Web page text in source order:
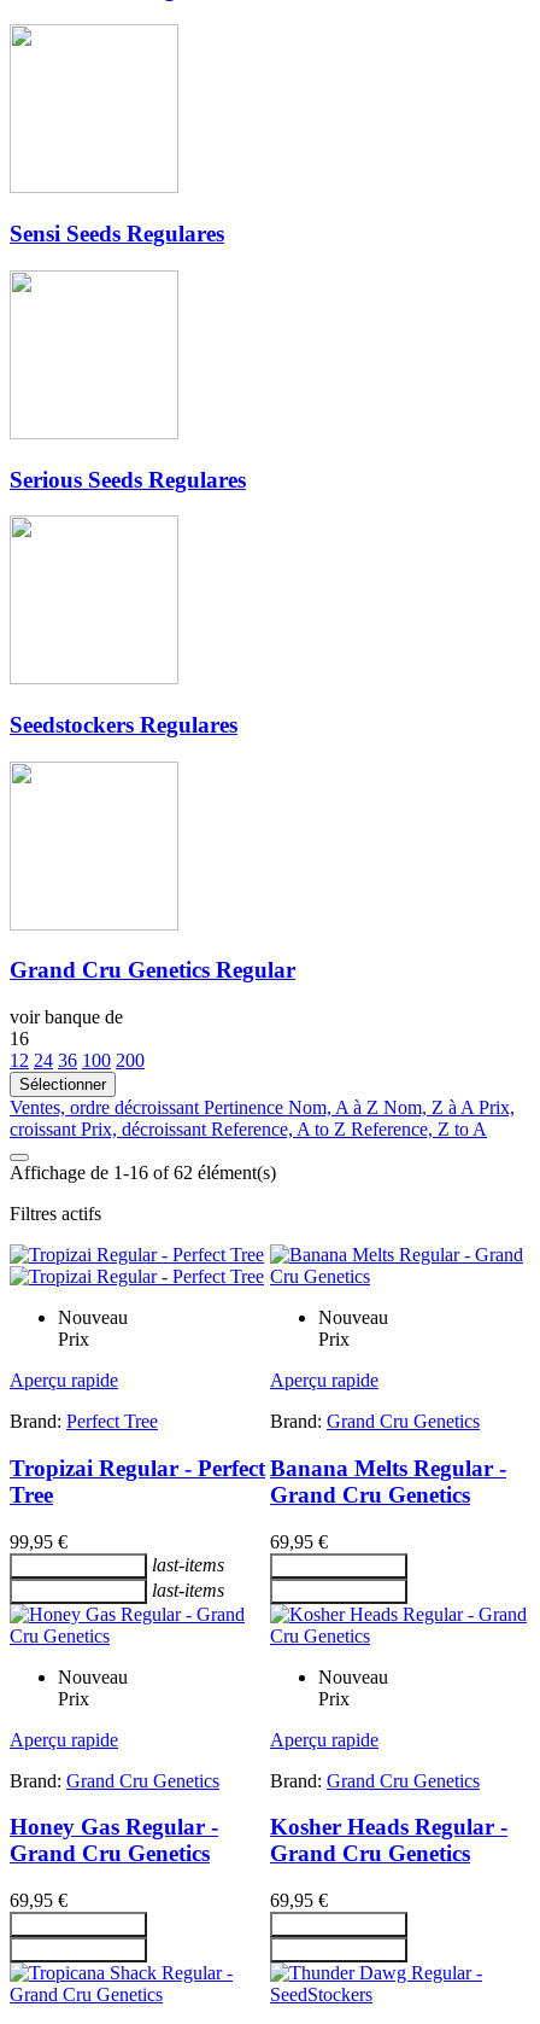
Sensi Seeds Regulares
Serious Seeds Regulares
Seedstockers Regulares
Grand Cru Genetics Regular
voir banque de
16
12 24 36 100 200
Sélectionner
Ventes, ordre décroissant Pertinence Nom, A à Z Nom, Z à A Prix,
croissant Prix, décroissant Reference, A to Z Reference, Z to A
Affichage de 1-16 of 62 élément(s)
Filtres actifs
Nouveau
Prix
Aperçu rapide
Brand: Perfect Tree
Tropizai Regular - Perfect
Tree
99,95 €
last-items
last-items
Nouveau
Prix
Aperçu rapide
Brand: Grand Cru Genetics
Banana Melts Regular -
Grand Cru Genetics
69,95 €
Nouveau
Prix
Aperçu rapide
Brand: Grand Cru Genetics
Honey Gas Regular -
Grand Cru Genetics
69,95 €
Nouveau
Prix
Aperçu rapide
Brand: Grand Cru Genetics
Kosher Heads Regular -
Grand Cru Genetics
69,95 €